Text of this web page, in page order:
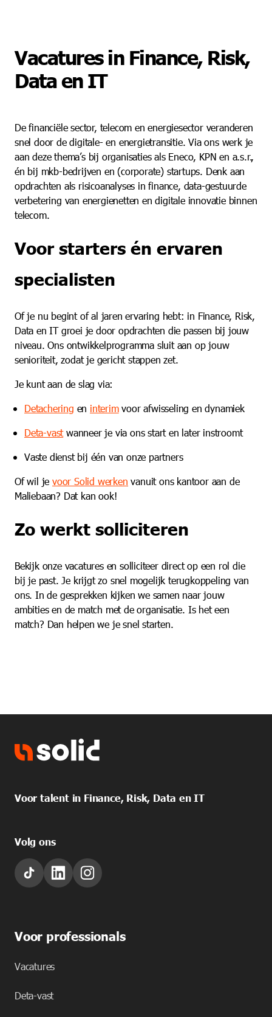
Vacatures in Finance, Risk,
Data en IT
De financiële sector, telecom en energiesector veranderen
snel door de digitale- en energietransitie. Via ons werk je
aan deze thema’s bij organisaties als Eneco, KPN en a.s.r.,
én bij mkb-bedrijven en (corporate) startups. Denk aan
opdrachten als risicoanalyses in finance, data-gestuurde
verbetering van energienetten en digitale innovatie binnen
telecom.
Voor starters én ervaren
specialisten
Of je nu begint of al jaren ervaring hebt: in Finance, Risk,
Data en IT groei je door opdrachten die passen bij jouw
niveau. Ons ontwikkelprogramma sluit aan op jouw
senioriteit, zodat je gericht stappen zet.
Je kunt aan de slag via:
Detachering en interimvoor afwisseling en dynamiek
Deta-vast wanneer je via ons start en later instroomt
Vaste dienst bij één van onze partners
Of wil je voor Solid werken vanuit ons kantoor aan de
Maliebaan? Dat kan ook!
Zo werkt solliciteren
Bekijk onze vacatures en solliciteer direct op een rol die
bij je past. Je krijgt zo snel mogelijk terugkoppeling van
ons. In de gesprekken kijken we samen naar jouw
ambities en de match met de organisatie. Is het een
match? Dan helpen we je snel starten.
Voor talent in Finance, Risk, Data en IT
Volg ons
Voor professionals
Vacatures
Deta-vast